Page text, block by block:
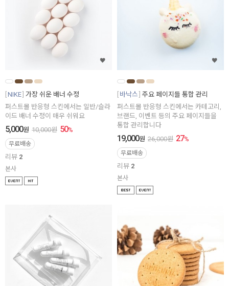
NIKE 가장 쉬운 배너 수정
퍼스트몰 반응형 스킨에서는 일반/슬라
이드 배너 수정이 매우 쉬워요
5,000원 10,000원 50%
무료배송
리뷰 2
본사
바낙스 주요 페이지들 통합 관리
퍼스트몰 반응형 스킨에서는 카테고리,
브랜드, 이벤트 등의 주요 페이지들을
통합 관리합니다
19,000원 26,000원 27%
무료배송
리뷰 2
본사